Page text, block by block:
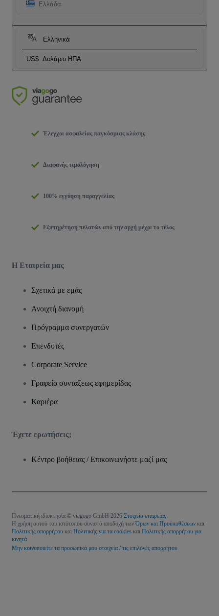
Ελλάδα
Ελληνικά
US$ Δολάριο ΗΠΑ
Έλεγχοι ασφαλείας παγκόσμιας κλάσης
Διαφανής τιμολόγηση
100% εγγύηση παραγγελίας
Εξυπηρέτηση πελατών από την αρχή μέχρι το τέλος
Η Εταιρεία μας
Σχετικά με εμάς
Ανοιχτή διανομή
Πρόγραμμα συνεργατών
Επενδυτές
Corporate Service
Γραφείο συντάξεως εφημερίδας
Καριέρα
Έχετε ερωτήσεις;
Κέντρο βοήθειας / Επικοινωνήστε μαζί μας
Πνευματική ιδιοκτησία © viagogo GmbH 2026 Στοιχεία εταιρείας
Η χρήση αυτού του ιστότοπου συνιστά αποδοχή τωνΌρων και Προϋποθέσεων και
Πολιτικής απορρήτου και Πολιτικής για τα cookies και Πολιτικής απορρήτου για
κινητά
Μην κοινοποιείτε τα προσωπικά μου στοιχεία / τις επιλογές απορρήτου